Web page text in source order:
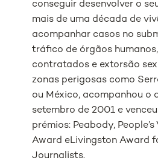
conseguir desenvolver o
mais de uma década de
acompanhar casos no
tráfico de órgãos
contratados e extorsão
zonas perigosas como
ou México, acompanhou o
setembro de 2001 e
prémios: Peabody,
Award eLivingston Award
Journalists.